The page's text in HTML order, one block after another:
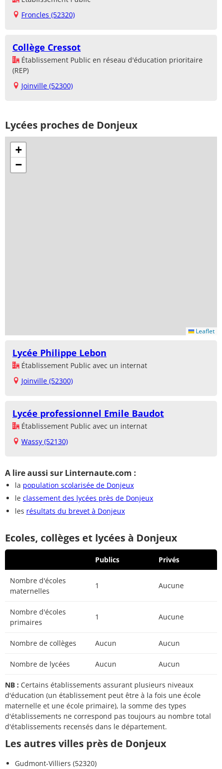
Froncles (52320)
Collège Cressot
Établissement Public en réseau d'éducation prioritaire
(REP)
Joinville (52300)
Lycées proches de Donjeux
+
−
Leaflet
Lycée Philippe Lebon
Établissement Public avec un internat
Joinville (52300)
Lycée professionnel Emile Baudot
Établissement Public avec un internat
Wassy (52130)
A lire aussi sur Linternaute.com :
la population scolarisée de Donjeux
le classement des lycées près de Donjeux
les résultats du brevet à Donjeux
Ecoles, collèges et lycées à Donjeux
Publics Privés
Nombre d'écoles
maternelles
1 Aucune
Nombre d'écoles
primaires
1 Aucune
Nombre de collèges Aucun Aucun
Nombre de lycées Aucun Aucun
NB : Certains établissements assurant plusieurs niveaux
d'éducation (un établissement peut être à la fois une école
maternelle et une école primaire), la somme des types
d'établissements ne correspond pas toujours au nombre total
d'établissements recensés dans le département.
Les autres villes près de Donjeux
Gudmont-Villiers (52320)